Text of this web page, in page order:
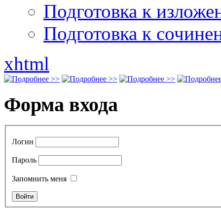
Подготовка к
Подготовка к
xhtml
Форма входа
Логин
Пароль
Запомнить меня